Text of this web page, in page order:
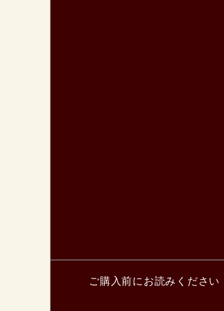
ご購入前にお読みください